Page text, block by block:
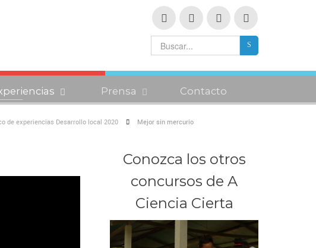
Prensa Contacto
de experiencias Desarrollo local 2020 Mejor sin mercurio
Conozca los otros
concursos de A
Ciencia Cierta